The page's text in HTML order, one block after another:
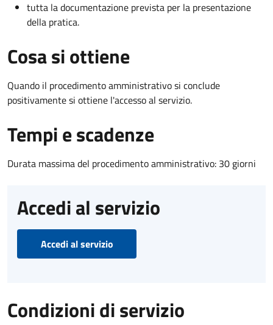
tutta la documentazione prevista per la presentazione
della pratica.
Cosa si ottiene
Quando il procedimento amministrativo si conclude
positivamente si ottiene l'accesso al servizio.
Tempi e scadenze
Durata massima del procedimento amministrativo: 30 giorni
Accedi al servizio
Accedi al servizio
Condizioni di servizio